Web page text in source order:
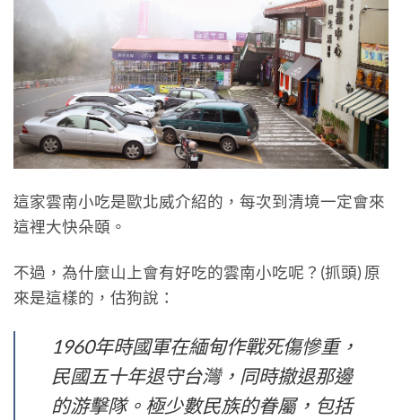
這家雲南小吃是歐北威介紹的，每次到清境一定會來
這裡大快朵頤。
不過，為什麼山上會有好吃的雲南小吃呢？(抓頭) 原
來是這樣的，估狗說：
1960年時國軍在緬甸作戰死傷慘重，
民國五十年退守台灣，同時撤退那邊
的游擊隊。極少數民族的眷屬，包括